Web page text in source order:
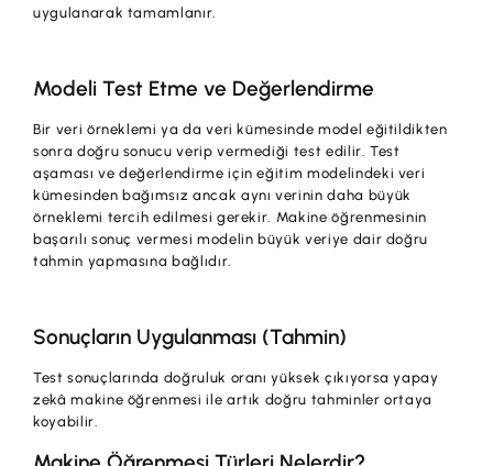
uygulanarak tamamlanır.
Modeli Test Etme ve Değerlendirme
Bir veri örneklemi ya da veri kümesinde model eğitildikten
sonra doğru sonucu verip vermediği test edilir. Test
aşaması ve değerlendirme için eğitim modelindeki veri
kümesinden bağımsız ancak aynı verinin daha büyük
örneklemi tercih edilmesi gerekir. Makine öğrenmesinin
başarılı sonuç vermesi modelin büyük veriye dair doğru
tahmin yapmasına bağlıdır.
Sonuçların Uygulanması (Tahmin)
Test sonuçlarında doğruluk oranı yüksek çıkıyorsa yapay
zekâ makine öğrenmesi ile artık doğru tahminler ortaya
koyabilir.